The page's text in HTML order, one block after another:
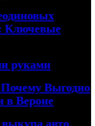
Ключевые
руками
Выгодно
в Вероне